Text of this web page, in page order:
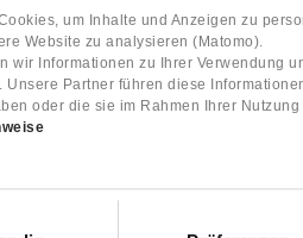
um Inhalte und Anzeigen zu
Website zu analysieren (Matomo).
wir Informationen zu Ihrer Verwendung
Unsere Partner führen diese
oder die sie im Rahmen Ihrer